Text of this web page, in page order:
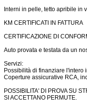
Interni in pelle, tetto apribile in
KM CERTIFICATI IN FATTURA
CERTIFICAZIONE DI
Auto provata e testata da un
Servizi:
Possibilità di finanziare l'intero
Coperture assicurative RCA,
POSSIBILITA' DI PROVA SU
SI ACCETTANO PERMUTE.